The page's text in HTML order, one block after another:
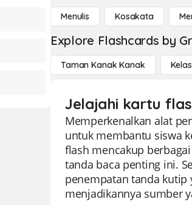
Menulis Kosakata
Explore Flashcards by
Taman Kanak Kanak
Jelajahi kartu
Memperkenalkan alat
untuk membantu siswa
flash mencakup
tanda baca penting ini.
penempatan tanda kutip
menjadikannya sumber